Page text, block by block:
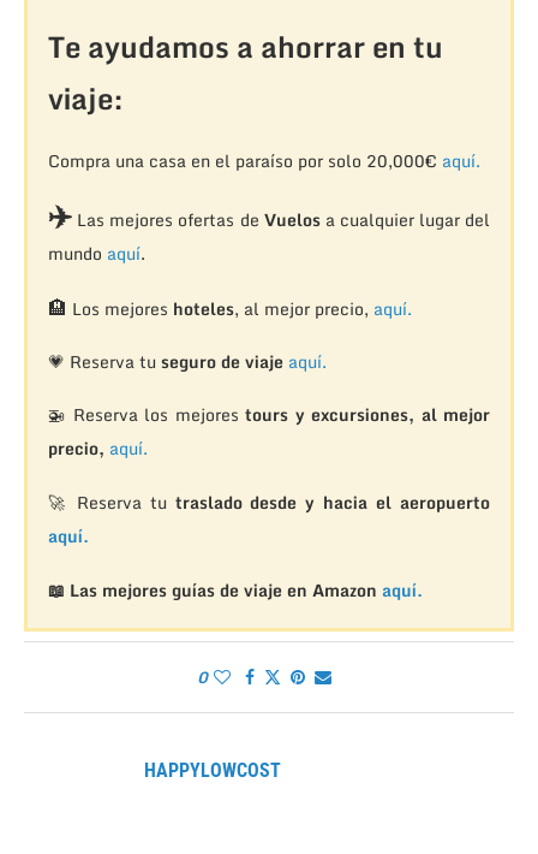
Te ayudamos a ahorrar en tu
viaje:
Compra una casa en el paraíso por solo 20,000€ aquí.
✈️Las mejores ofertas de Vuelosa cualquier lugar del
mundo aquí.
🏨 Los mejores hoteles, al mejor precio, aquí.
💗 Reserva tu seguro de viaje aquí.
🚁 Reserva los mejorestours y excursiones, al mejor
precio, aquí.
🚀 Reserva tu traslado desde y hacia el aeropuerto
aquí.
📖 Las mejores guías de viaje en Amazon aquí.
0
HAPPYLOWCOST